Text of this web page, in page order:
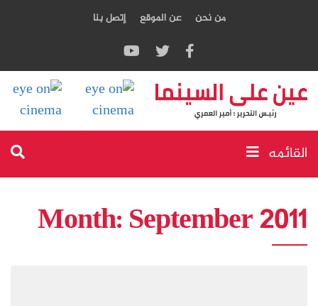
من نحن عن الموقع إتصل بنا
القائمه
Month:September 2011